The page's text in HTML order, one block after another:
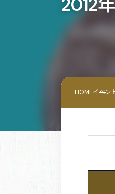
HOMEイベン